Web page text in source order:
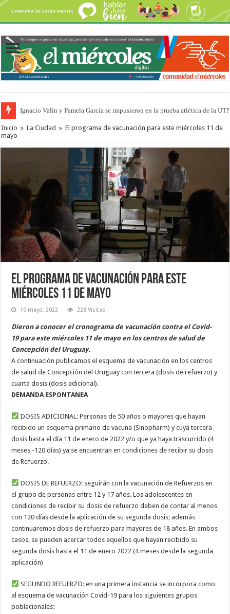
Ignacio Valín y Pamela García se impusieron en la prueba atlética de la
Inicio » La Ciudad » El programa de vacunación para este miércoles 11 de
mayo
El programa de vacunación para este
miércoles 11 de mayo
10 mayo, 2022 228 Visitas
Dieron a conocer el cronograma de vacunación contra el Covid-
19 para este miércoles 11 de mayo en los centros de salud de
Concepción del Uruguay.
A continuación publicamos el esquema de vacunación en los centros
de salud de Concepción del Uruguay con tercera (dosis de refuerzo) y
cuarta dosis (dosis adicional).
DEMANDA ESPONTANEA
DOSIS ADICIONAL: Personas de 50 años o mayores que hayan
recibido un esquema primario de vacuna (Sinopharm) y cuya tercera
dosis hasta el día 11 de enero de 2022 y/o que ya haya trascurrido (4
meses -120 días) ya se encuentran en condiciones de recibir su dosis
de Refuerzo.
DOSIS DE REFUERZO: seguirán con la vacunación de Refuerzos en
el grupo de personas entre 12 y 17 años. Los adolescentes en
condiciones de recibir su dosis de refuerzo deben de contar al menos
con 120 días desde la aplicación de su segunda dosis; además
continuaremos dosis de refuerzo para mayores de 18 años. En ambos
casos, se pueden acercar todos aquellos que hayan recibido su
segunda dosis hasta el 11 de enero 2022 (4 meses desde la segunda
aplicación)
SEGUNDO REFUERZO: en una primera instancia se incorpora como
al esquema de vacunación Covid-19 para los siguientes grupos
poblacionales: